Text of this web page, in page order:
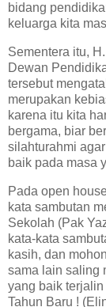
bidang
keluarga kita
Sementera itu,
Dewan
tersebut
merupakan
karena itu kita
bergama, biar
silahturahmi
baik pada masa
Pada open
kata sambutan
Sekolah (Pak
kata-kata
kasih, dan
sama lain saling
yang baik
Tahun Baru !